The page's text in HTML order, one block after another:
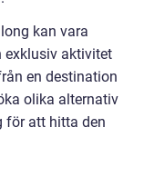
kan vara
exklusiv aktivitet
en destination
olika alternativ
för att hitta den